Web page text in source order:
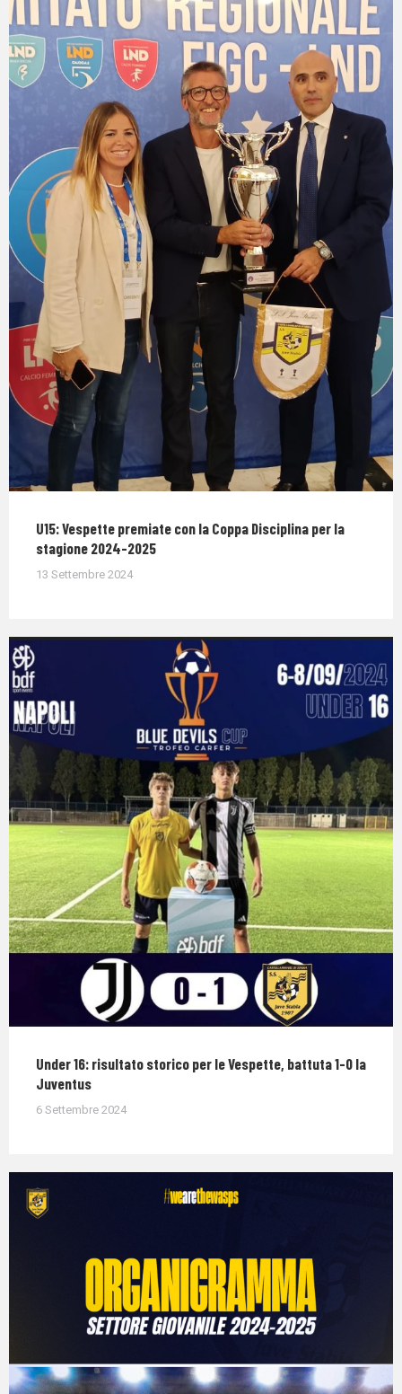
U15: Vespette premiate con la Coppa Disciplina per la
stagione 2024-2025
13 Settembre 2024
Under 16: risultato storico per le Vespette, battuta 1-0 la
Juventus
6 Settembre 2024